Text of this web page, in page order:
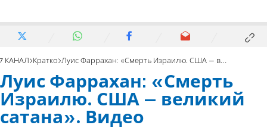
7 КАНАЛ Кратко Луис Фаррахан: «Смерть Израилю. США – великий сатана». Видео
Луис Фаррахан: «Смерть
Израилю. США – великий
сатана». Видео